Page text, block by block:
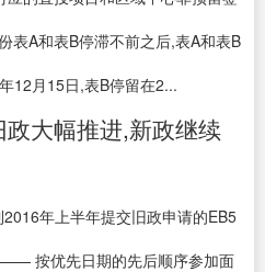
表A和表B停滞不前之后,表A和表B
12月15日,表B停留在2...
大幅推进,新政继续
年上半年提交旧政申请的EB5
按优先日期的先后顺序参加面